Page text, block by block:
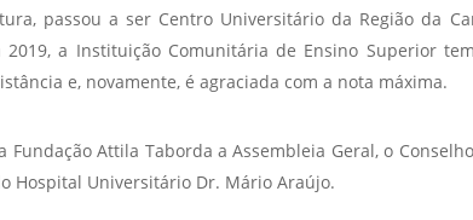
passou a ser Centro Universitário da Região da
2019, a Instituição Comunitária de Ensino Superior
e, novamente, é agraciada com a nota máxima.
Attila Taborda a Assembleia Geral, o
Hospital Universitário Dr. Mário Araújo.